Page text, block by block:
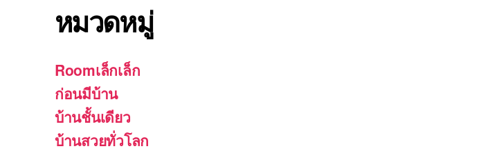
หมวดหมู่
Roomเล็กเล็ก
ก่อนมีบ้าน
บ้านชั้นเดียว
บ้านสวยทั่วโลก